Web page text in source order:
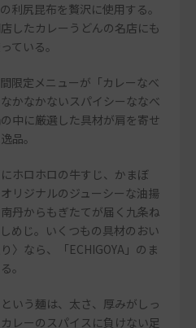
利尻昆布を贅沢に使用する。
したカレーうどんの名店にも
ている。
限定メニューが「カレーなべ
かなかないスパイシーななべ
中に厳選した具材が肩を寄せ
品。
ホロホロの牛すじ、かまぼ
リジナルのジューシーな油揚
丹からもぎたてが届く九条ね
めじ。いくつもの具材のおい
〉なら、「ECHIGOYA」のま
。
いう麺は、太さ、厚みがしっ
レーのスパイスに負けない足